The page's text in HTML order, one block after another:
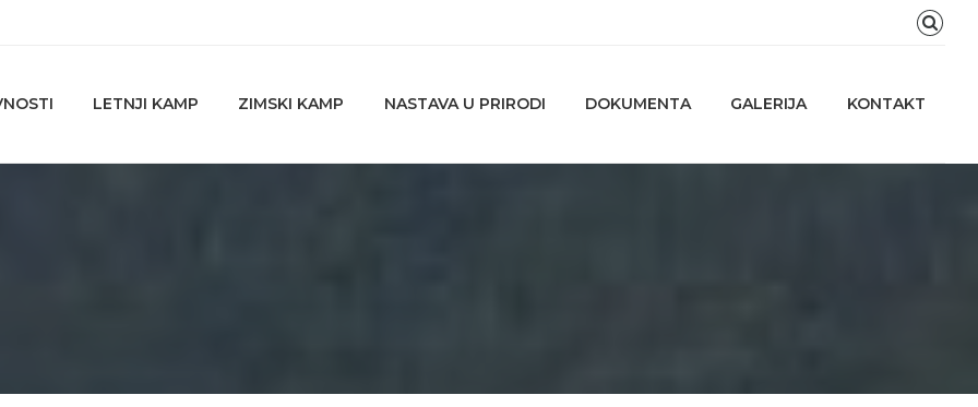
LETNJI KAMP ZIMSKI KAMP NASTAVA U PRIRODI DOKUMENTA GALERIJA KONTAKT